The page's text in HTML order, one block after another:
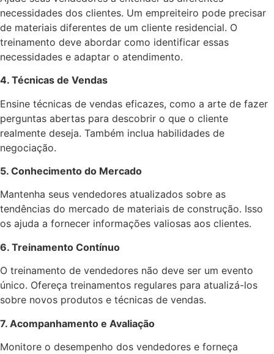
necessidades dos clientes. Um empreiteiro pode precisar
de materiais diferentes de um cliente residencial. O
treinamento deve abordar como identificar essas
necessidades e adaptar o atendimento.
4. Técnicas de Vendas
Ensine técnicas de vendas eficazes, como a arte de fazer
perguntas abertas para descobrir o que o cliente
realmente deseja. Também inclua habilidades de
negociação.
5. Conhecimento do Mercado
Mantenha seus vendedores atualizados sobre as
tendências do mercado de materiais de construção. Isso
os ajuda a fornecer informações valiosas aos clientes.
6. Treinamento Contínuo
O treinamento de vendedores não deve ser um evento
único. Ofereça treinamentos regulares para atualizá-los
sobre novos produtos e técnicas de vendas.
7. Acompanhamento e Avaliação
Monitore o desempenho dos vendedores e forneça